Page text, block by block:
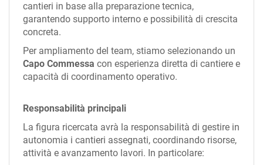
ES
PT
cantieri in base alla preparazione tecnica,
garantendo supporto interno e possibilità di crescita
concreta.
Per ampliamento del team, stiamo selezionando un
Capo Commessa con esperienza diretta di cantiere e
capacità di coordinamento operativo.
Responsabilità principali
La figura ricercata avrà la responsabilità di gestire in
autonomia i cantieri assegnati, coordinando risorse,
attività e avanzamento lavori. In particolare: